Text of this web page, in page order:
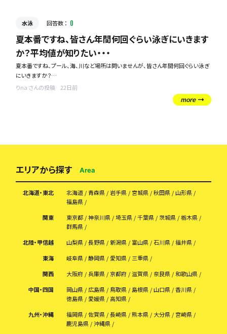
水泳 回答数 ： 0
夏本番ですね、皆さん年間何回ぐらい泳ぎにいきます
か？平均値が知りたい・・・
夏本番ですね、プール、海、川など場所は問いませんが、皆さん年間何回ぐらい泳ぎ
にいきますか？
平均値が知りたく、質問してみました！
りna さんの投稿
22日前
more
エリアから探す Area
北海道・東北 北海道 青森県 岩手県 宮城県 秋田県
山形県
福島県
関東
東京都 神奈川県 埼玉県 千葉県 茨城県
栃木県
群馬県
北陸・甲信越
山梨県 長野県 新潟県 富山県 石川県
福井県
東海
岐阜県 静岡県 愛知県
三重県
関西
大阪府 兵庫県 京都府 滋賀県 奈良県
和歌山県
中国・四国
岡山県 広島県 鳥取県 島根県 山口県
香川県
徳島県
愛媛県
高知県
九州・沖縄
福岡県 佐賀県 長崎県 熊本県 大分県
宮崎県
鹿児島県
沖縄県